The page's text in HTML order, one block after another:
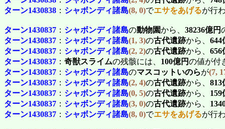
ターン1430838 ： シャボンディ諸島(8, 0)でエサをあげるが行
ターン1430837 ： シャボンディ諸島の動物園から、 38236億円
ターン1430837 ： シャボンディ諸島(1, 3)の古代遺跡から、 644
ターン1430837 ： シャボンディ諸島(2, 2)の古代遺跡から、 656
ターン1430837 ： 奇獣スライムの残骸には、 100億円の値が付
ターン1430837 ： シャボンディ諸島のマスコットいのらが(7,
ターン1430837 ： シャボンディ諸島(2, 4)の古代遺跡から、 813
ターン1430837 ： シャボンディ諸島(0, 5)の古代遺跡から、 159
ターン1430837 ： シャボンディ諸島(3, 0)の古代遺跡から、
ターン1430837 ： シャボンディ諸島(8, 0)でエサをあげるが行